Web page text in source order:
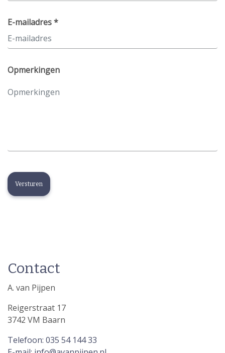
E-mailadres *
Opmerkingen
Contact
A. van Pijpen
Reigerstraat 17
3742 VM Baarn
Telefoon: 035 54 144 33